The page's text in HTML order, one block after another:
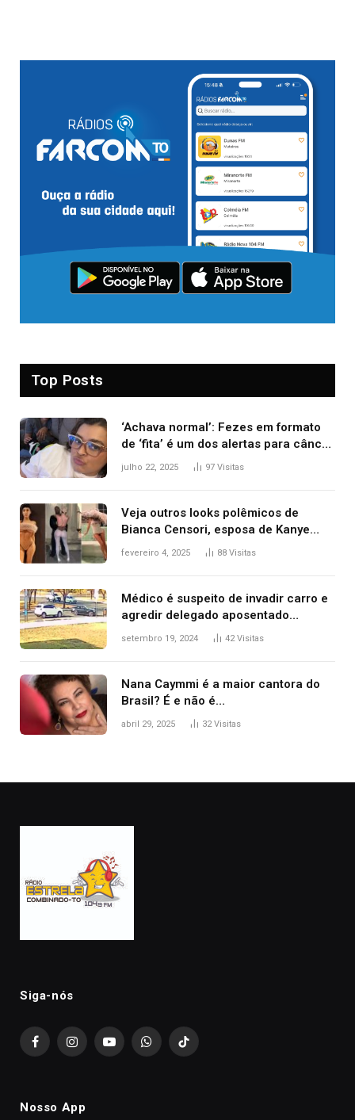
Top Posts
‘Achava normal’: Fezes em formato
de ‘fita’ é um dos alertas para câncer
colorretal; relembre fala de Preta Gil
julho 22, 2025 97 Visitas
Veja outros looks polêmicos de
Bianca Censori, esposa de Kanye
West que apareceu nua no Grammy
fevereiro 4, 2025 88 Visitas
Médico é suspeito de invadir carro e
agredir delegado aposentado
durante confusão no trânsito
setembro 19, 2024 42Visitas
Nana Caymmi é a maior cantora do
Brasil? É e não é…
abril 29, 2025 32Visitas
Siga-nós
FacebookInstagramYouTubeWhatsAppTikTok
Nosso App